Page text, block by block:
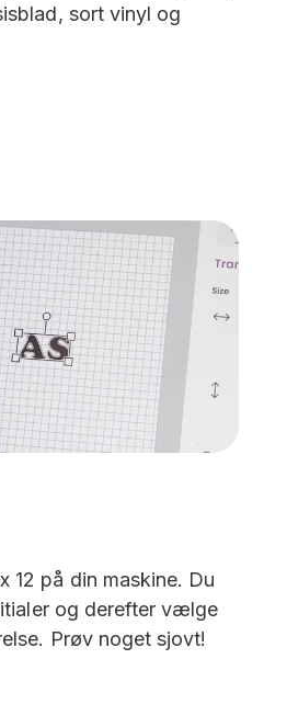
sort vinyl og
12 på din maskine. Du
og derefter vælge
Prøv noget sjovt!